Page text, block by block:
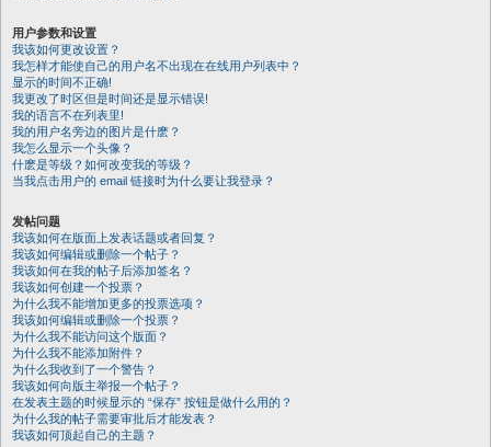
用户参数和设置
我该如何更改设置？
我怎样才能使自己的用户名不出现在在线用户列表中？
显示的时间不正确!
我更改了时区但是时间还是显示错误!
我的语言不在列表里!
我的用户名旁边的图片是什麽？
我怎么显示一个头像？
什麽是等级？如何改变我的等级？
当我点击用户的 email 链接时为什么要让我登录？
发帖问题
我该如何在版面上发表话题或者回复？
我该如何编辑或删除一个帖子？
我该如何在我的帖子后添加签名？
我该如何创建一个投票？
为什么我不能增加更多的投票选项？
我该如何编辑或删除一个投票？
为什么我不能访问这个版面？
为什么我不能添加附件？
为什么我收到了一个警告？
我该如何向版主举报一个帖子？
在发表主题的时候显示的 “保存” 按钮是做什么用的？
为什么我的帖子需要审批后才能发表？
我该如何顶起自己的主题？